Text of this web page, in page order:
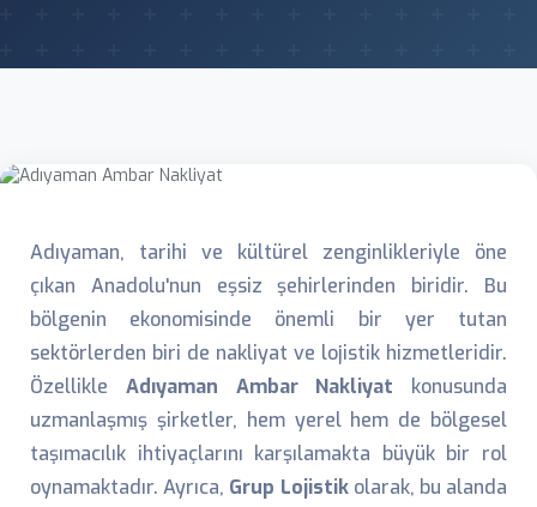
Adıyaman, tarihi ve kültürel zenginlikleriyle öne
çıkan Anadolu'nun eşsiz şehirlerinden biridir. Bu
bölgenin ekonomisinde önemli bir yer tutan
sektörlerden biri de nakliyat ve lojistik hizmetleridir.
Özellikle Adıyaman Ambar Nakliyat konusunda
uzmanlaşmış şirketler, hem yerel hem de bölgesel
taşımacılık ihtiyaçlarını karşılamakta büyük bir rol
oynamaktadır. Ayrıca, Grup Lojistikolarak, bu alanda